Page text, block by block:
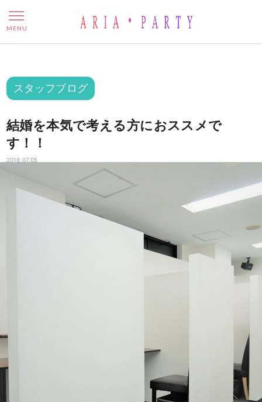
結婚を本気で考える方におス
MENU
スタッフブログ
結婚を本気で考える方におススメで
す！！
2018.07.05